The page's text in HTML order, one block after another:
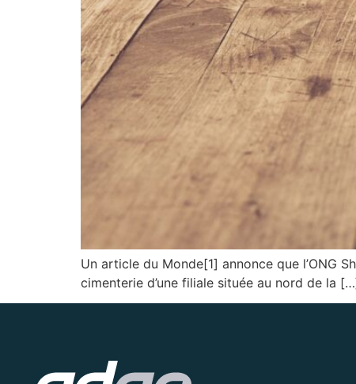
Un article du Monde[1] annonce que l’ONG
cimenterie d’une filiale située au nord de la